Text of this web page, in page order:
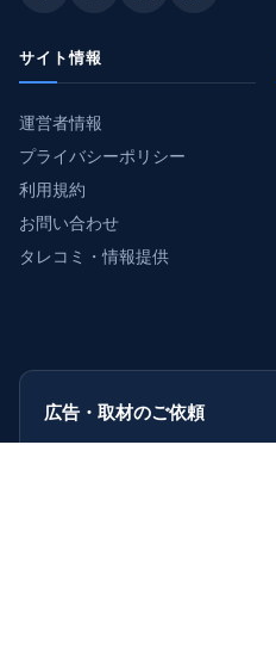
サイト情報
運営者情報
プライバシーポリシー
利用規約
お問い合わせ
タレコミ・情報提供
広告・取材のご依頼